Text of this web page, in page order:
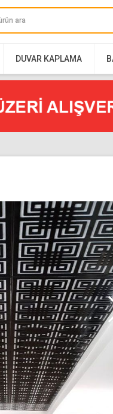
DUVAR KAPLAMA